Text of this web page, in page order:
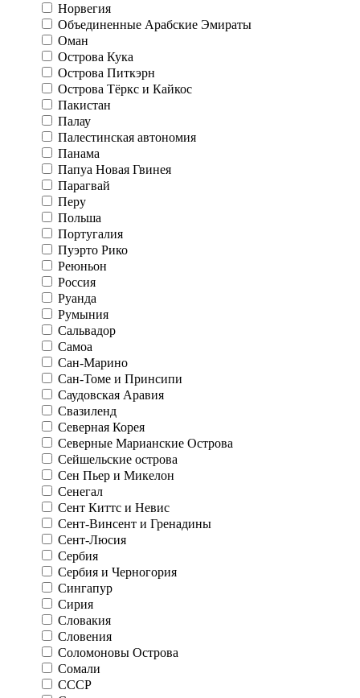
Норвегия
Объединенные Арабские Эмираты
Оман
Острова Кука
Острова Питкэрн
Острова Тёркс и Кайкос
Пакистан
Палау
Палестинская автономия
Панама
Папуа Новая Гвинея
Парагвай
Перу
Польша
Португалия
Пуэрто Рико
Реюньон
Россия
Руанда
Румыния
Сальвадор
Самоа
Сан-Марино
Сан-Томе и Принсипи
Саудовская Аравия
Свазиленд
Северная Корея
Северные Марианские Острова
Сейшельские острова
Сен Пьер и Микелон
Сенегал
Сент Киттс и Невис
Сент-Винсент и Гренадины
Сент-Люсия
Сербия
Сербия и Черногория
Сингапур
Сирия
Словакия
Словения
Соломоновы Острова
Сомали
СССР